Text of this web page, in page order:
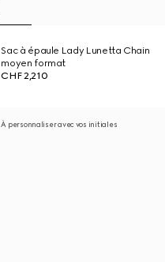
Sac à épaule Lady Lunetta Chain
moyen format
CHF 2,210
À personnaliser avec vos initiales